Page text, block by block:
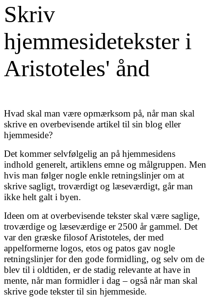
Skriv
hjemmesidetekster i
Aristoteles' ånd
Hvad skal man være opmærksom på, når man skal
skrive en overbevisende artikel til sin blog eller
hjemmeside?
Det kommer selvfølgelig an på hjemmesidens
indhold generelt, artiklens emne og målgruppen. Men
hvis man følger nogle enkle retningslinjer om at
skrive sagligt, troværdigt og læseværdigt, går man
ikke helt galt i byen.
Ideen om at overbevisende tekster skal være saglige,
troværdige og læseværdige er 2500 år gammel. Det
var den græske filosof Aristoteles, der med
appelformerne logos, etos og patos gav nogle
retningslinjer for den gode formidling, og selv om de
blev til i oldtiden, er de stadig relevante at have in
mente, når man formidler i dag – også når man skal
skrive gode tekster til sin hjemmeside.